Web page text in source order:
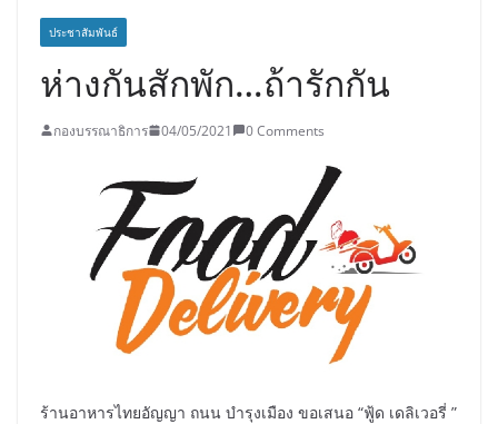
ประชาสัมพันธ์
ห่างกันสักพัก…ถ้ารักกัน
กองบรรณาธิการ 04/05/2021 0 Comments
ร้านอาหารไทยอัญญา ถนน บำรุงเมือง ขอเสนอ “ฟู้ด เดลิเวอรี่ ”